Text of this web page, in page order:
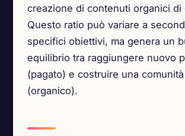
creazione di contenuti organici di
Questo ratio può variare a
specifici obiettivi, ma genera un
equilibrio tra raggiungere nuovo
(pagato) e costruire una
(organico).